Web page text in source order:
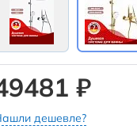
₽
дешевле?